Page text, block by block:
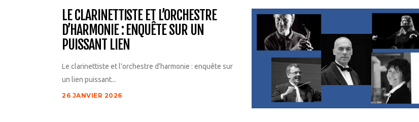
LE CLARINETTISTE ET L’ORCHESTRE
D’HARMONIE : ENQUÊTE SUR UN
PUISSANT LIEN
Le clarinettiste et l'orchestre d'harmonie : enquête sur
un lien puissant...
26 JANVIER 2026